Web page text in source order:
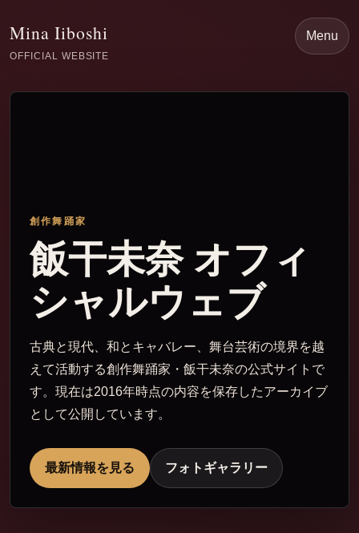
Mina Iiboshi
OFFICIAL WEBSITE
Menu
創作舞踊家
飯干未奈 オフィ
シャルウェブ
古典と現代、和とキャバレー、舞台芸術の境界を越
えて活動する創作舞踊家・飯干未奈の公式サイトで
す。現在は2016年時点の内容を保存したアーカイブ
として公開しています。
最新情報を見る フォトギャラリー